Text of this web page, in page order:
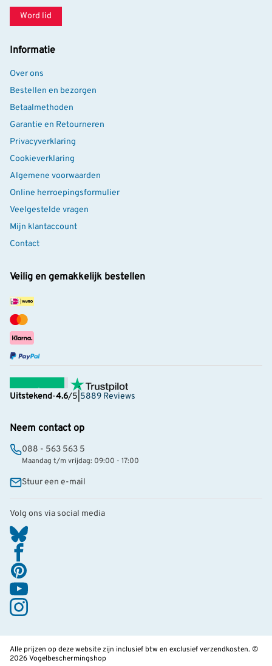
Word lid
Informatie
Over ons
Bestellen en bezorgen
Betaalmethoden
Garantie en Retourneren
Privacyverklaring
Cookieverklaring
Algemene voorwaarden
Online herroepingsformulier
Veelgestelde vragen
Mijn klantaccount
Contact
Veilig en gemakkelijk bestellen
Uitstekend-4.6/5 5889 Reviews
Neem contact op
088 - 563 563 5
Maandag t/m vrijdag: 09:00 - 17:00
Stuur een e-mail
Volg ons via social media
Alle prijzen op deze website zijn inclusief btw en exclusief verzendkosten. ©
2026 Vogelbeschermingshop